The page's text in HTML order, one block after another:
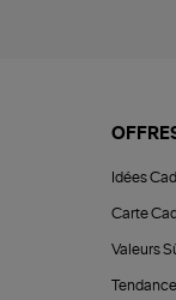
Idées
Carte
Valeurs